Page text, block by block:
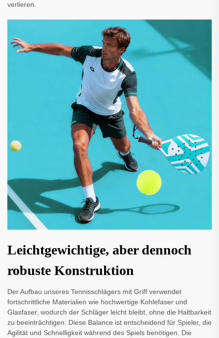
verlieren.
Leichtgewichtige, aber dennoch
robuste Konstruktion
Der Aufbau unseres Tennisschlägers mit Griff verwendet
fortschrittliche Materialien wie hochwertige Kohlefaser und
Glasfaser, wodurch der Schläger leicht bleibt, ohne die Haltbarkeit
zu beeinträchtigen. Diese Balance ist entscheidend für Spieler, die
Agilität und Schnelligkeit während des Spiels benötigen. Die